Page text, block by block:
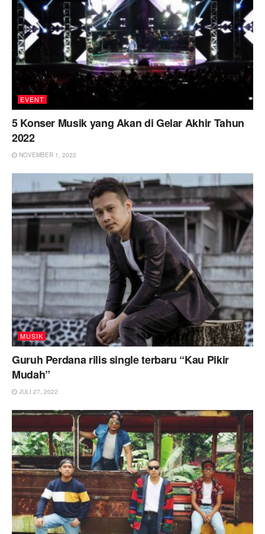
EVENT
5 Konser Musik yang Akan di Gelar Akhir Tahun
2022
NOVEMBER 1, 2022
MUSIK
Guruh Perdana rilis single terbaru “Kau Pikir
Mudah”
JULI 27, 2022